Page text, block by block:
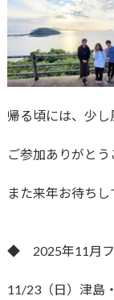
帰る頃には、少
ご参加ありがとう
また来年お待ちし
◆ 2025年11月
11/23（日）津島